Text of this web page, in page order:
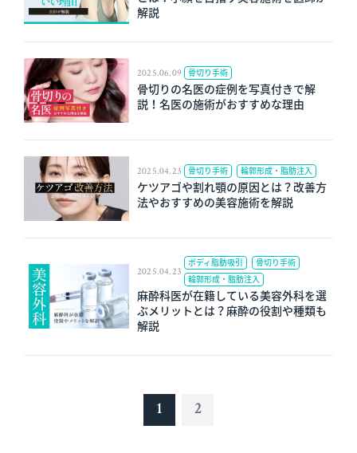
解説
2025.06.09 骨切り手術
骨切りの名医の症例を写真付きで解
説！名医の施術がおすすめな理由
2025.04.23 骨切り手術 輪郭形成・脂肪注入
ケツアゴや割れ顎の原因とは？改善方
法やおすすめの美容施術を解説
2025.04.23
ボディ脂肪吸引
骨切り手術
輪郭形成・脂肪注入
麻酔科医が在籍している美容外科を選
ぶメリットとは？麻酔の役割や種類も
解説
1 2